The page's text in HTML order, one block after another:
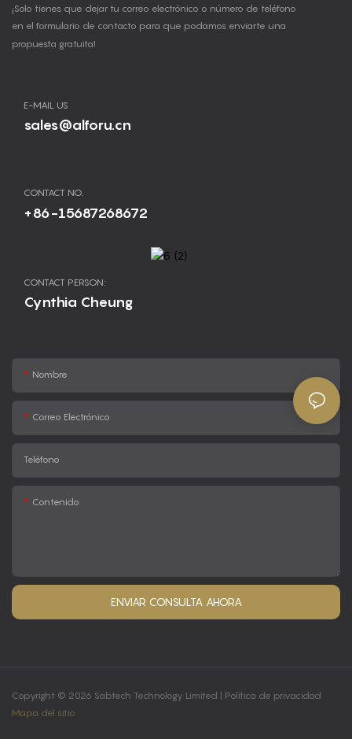
¡Solo tienes que dejar tu correo electrónico o número de teléfono
en el formulario de contacto para que podamos enviarte una
propuesta gratuita!
E-MAIL US
sales@alforu.cn
CONTACT NO.
+86-15687268672
CONTACT PERSON:
Cynthia Cheung
Nombre
Correo Electrónico
Teléfono
Contenido
ENVIAR CONSULTA AHORA
Copyright © 2026 Sabtech Technology Limited | Política de privacidad
Mapa del sitio